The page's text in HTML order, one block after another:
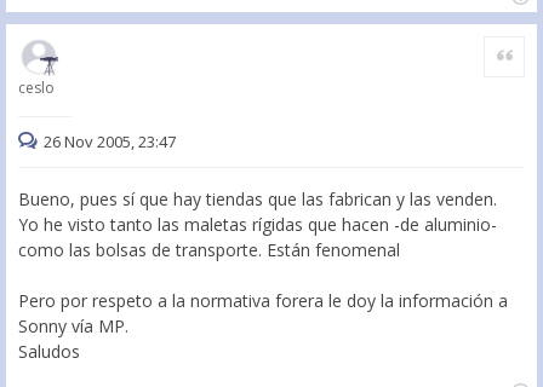
ceslo
Citar
26 Nov 2005, 23:47
Bueno, pues sí que hay tiendas que las fabrican y las venden.
Yo he visto tanto las maletas rígidas que hacen -de aluminio-
como las bolsas de transporte. Están fenomenal
Pero por respeto a la normativa forera le doy la información a
Sonny vía MP.
Saludos